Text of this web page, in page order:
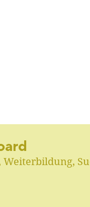
Weiterbildung,